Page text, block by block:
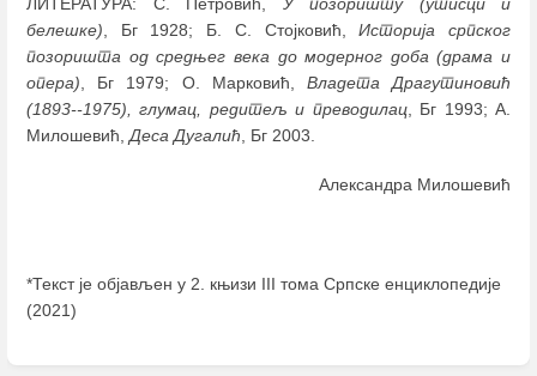
белешке) , Бг 1928; Б. С. Стојковић,Историја српског
позоришта од средњег века до модерног доба (драма и
опера) , Бг 1979; О. Марковић, Владета Драгутиновић
(1893--1975), глумац, редитељ и преводилац, Бг 1993; А.
Милошевић, Деса Дугалић , Бг 2003.
Александра Милошевић
*Текст је објављен у 2. књизи III тома Српске енциклопедије
(2021)